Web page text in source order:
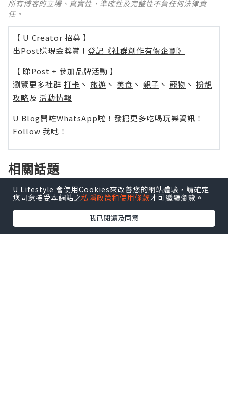
所有博客的立場、真實性、準確性及完整性不負任何法律責
任。
【 U Creator 招募 】
出Post賺現金獎賞 l 登記《社群創作有價企劃》
【 睇Post + 參加品牌活動 】
瀏覽更多社群 打卡 丶 旅遊 丶 美食 丶 親子 丶 寵物 丶 扮靚
攻略及 活動情報
U Blog開咗WhatsApp啦！發掘更多吃喝玩樂資訊！
Follow 我哋 ！
相關話題
USA education consultants
U Lifestyle 會使用Cookies來改善您的網站體驗，請確定
您同意接受本網站之私隱政策和使用條款才可繼續瀏覽。
我已閱讀及同意